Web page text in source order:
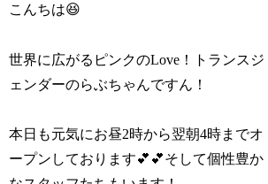
こんちは😆
世界に広がるピンクのLove！トランスジ
ェンダーのらぶちゃんですん！
本日も元気にお昼2時から翌朝4時までオ
ープンしております︎💕︎︎💕︎そして個性豊か